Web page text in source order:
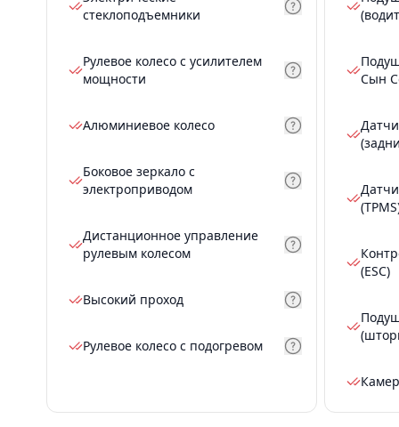
стеклоподъемники
Рулевое колесо с усилителем
мощности
Алюминиевое колесо
Боковое зеркало с
электроприводом
Дистанционное управление
рулевым колесом
Высокий проход
Рулевое колесо с подогревом
Сын
(ESC)